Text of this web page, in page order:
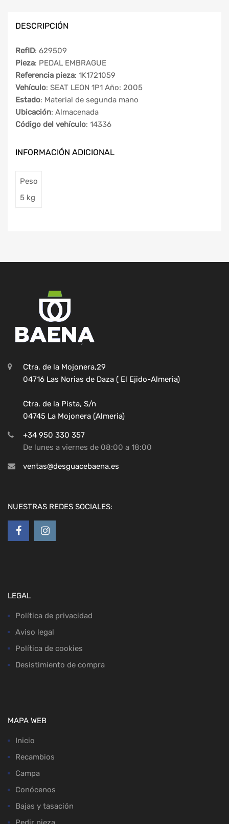
DESCRIPCIÓN
RefID: 629509
Pieza: PEDAL EMBRAGUE
Referencia pieza: 1K1721059
Vehículo: SEAT LEON 1P1 Año: 2005
Estado: Material de segunda mano
Ubicación: Almacenada
Código del vehículo: 14336
INFORMACIÓN ADICIONAL
Peso
5 kg
Ctra. de la Mojonera,29
04716 Las Norias de Daza ( El Ejido-Almeria)
Ctra. de la Pista, S/n
04745 La Mojonera (Almeria)
+34 950 330 357
De lunes a viernes de 08:00 a 18:00
ventas@desguacebaena.es
NUESTRAS REDES SOCIALES:
LEGAL
Política de privacidad
Aviso legal
Política de cookies
Desistimiento de compra
MAPA WEB
Inicio
Recambios
Campa
Conócenos
Bajas y tasación